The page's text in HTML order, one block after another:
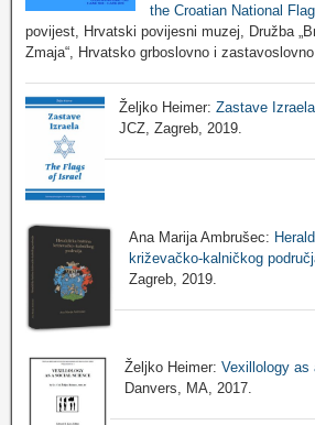
the Croatian National Flag
povijest, Hrvatski povijesni muzej, Družba
Zmaja“, Hrvatsko grboslovno i
Željko Heimer:Zastave
JCZ, Zagreb, 2019.
Ana Marija Ambrušec:
križevačko-kalničkog
Zagreb, 2019.
Željko Heimer:Vexillology as
Danvers, MA, 2017.